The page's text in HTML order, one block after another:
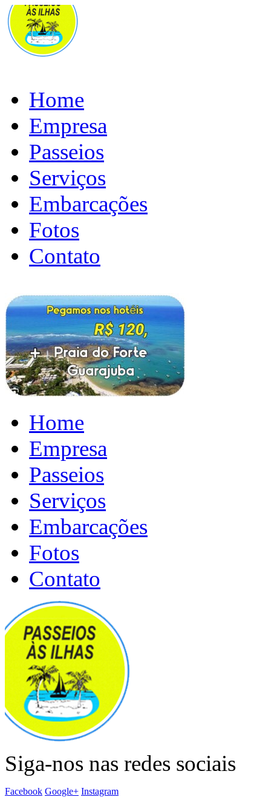
Home
Empresa
Passeios
Serviços
Embarcações
Fotos
Contato
Home
Empresa
Passeios
Serviços
Embarcações
Fotos
Contato
Siga-nos nas redes sociais
Facebook Google+ Instagram